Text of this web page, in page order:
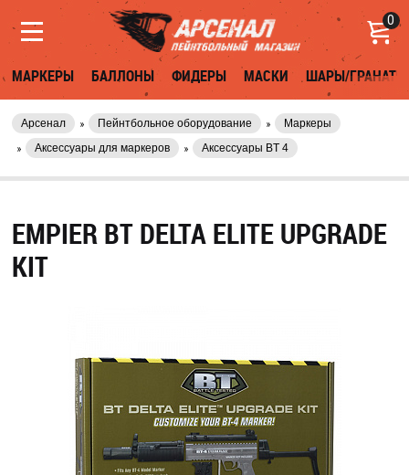
0
МАРКЕРЫ БАЛЛОНЫ ФИДЕРЫ МАСКИ ШАРЫ/ГРАНАТЫ
Арсенал Пейнтбольное оборудование
Маркеры
Аксессуары для маркеров
Аксессуары BT 4
EMPIER BT DELTA ELITE UPGRADE
KIT